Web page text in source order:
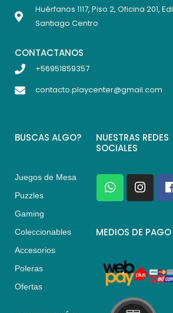
Huérfanos 1117, Piso 2, Oficina 201,
Santiago Centro
CONTACTANOS
+56951859357
contacto.playcenter@gmail.com
BUSCAS ALGO?
Juegos de Mesa
Puzzles
Gaming
Coleccionables
Accesorios
Poleras
Ofertas
NUESTRAS REDES
SOCIALES
W
h
a
s
p
I
n
s
a
a
m
b
MEDIOS DE PAGO